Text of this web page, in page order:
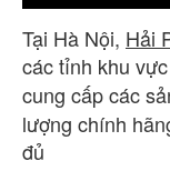
Tại Hà Nội, Hải
các tỉnh khu
cung cấp các
lượng chính
đủ